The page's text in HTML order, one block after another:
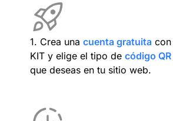
1. Crea unacuenta gratuita con
KIT y elige el tipo decódigo
que deseas en tu sitio web.